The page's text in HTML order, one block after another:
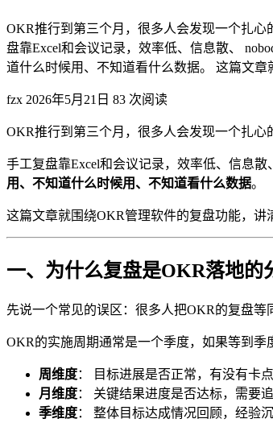
OKR推行到第三个月，很多人会发现一个扎
盘靠Excel和会议记录，效率低、信息散、
道什么时候用、不知道看什么数据。 这篇文
fzx 2026年5月21日 83 次阅读
OKR推行到第三个月，很多人会发现一个扎
手工复盘靠Excel和会议记录，效率低、信息
用、不知道什么时候用、不知道看什么数据。
这篇文章就围绕OKR管理软件的复盘功能，讲
一、为什么复盘是OKR落地的
先说一个常见的误区：很多人把OKR的复盘
OKR的实施周期通常是一个季度，如果等到季
周维度： 目标进展是否正常，有没有卡
月维度： 关键结果进度是否达标，需要
季维度： 整体目标达成情况回顾，经验